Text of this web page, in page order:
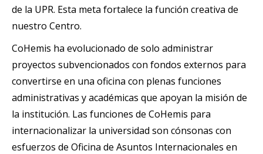
de la UPR. Esta meta fortalece la función creativa de
nuestro Centro.
CoHemis ha evolucionado de solo administrar
proyectos subvencionados con fondos externos para
convertirse en una oficina con plenas funciones
administrativas y académicas que apoyan la misión de
la institución. Las funciones de CoHemis para
internacionalizar la universidad son cónsonas con
esfuerzos de Oficina de Asuntos Internacionales en